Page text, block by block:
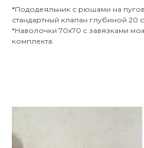
*Пододеяльник с рюшами на
стандартный клапан глубиной 20
*Наволочки 70х70 с завязками
комплекта.